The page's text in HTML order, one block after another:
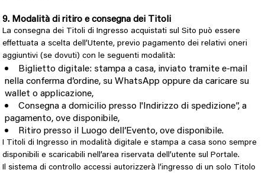
9. Modalità di ritiro e consegna dei Titoli
La consegna dei Titoli di Ingresso acquistati sul Sito può essere
effettuata a scelta dell’Utente, previo pagamento dei relativi oneri
aggiuntivi (se dovuti) con le seguenti modalità:
Biglietto digitale: stampa a casa, inviato tramite e-mail
nella conferma d’ordine, su WhatsApp oppure da caricare su
wallet o applicazione,
Consegna a domicilio presso l'Indirizzo di spedizione”, a
pagamento, ove disponibile,
Ritiro presso il Luogo dell’Evento, ove disponibile.
I Titoli di Ingresso in modalità digitale e stampa a casa sono sempre
disponibili e scaricabili nell’area riservata dell’utente sul Portale.
Il sistema di controllo accessi autorizzerà l’ingresso di un solo Titolo